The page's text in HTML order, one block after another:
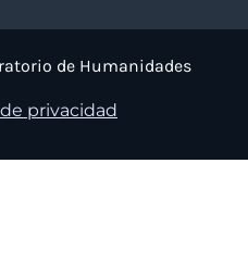
de Humanidades
privacidad